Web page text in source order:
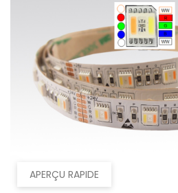
APERÇU RAPIDE